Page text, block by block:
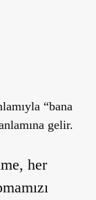
“bana
gelir.
her